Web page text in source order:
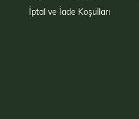
İptal ve İade Koşulları